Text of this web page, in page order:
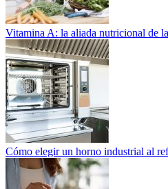
Vitamina A: la aliada nutricional de
Cómo elegir un horno industrial al